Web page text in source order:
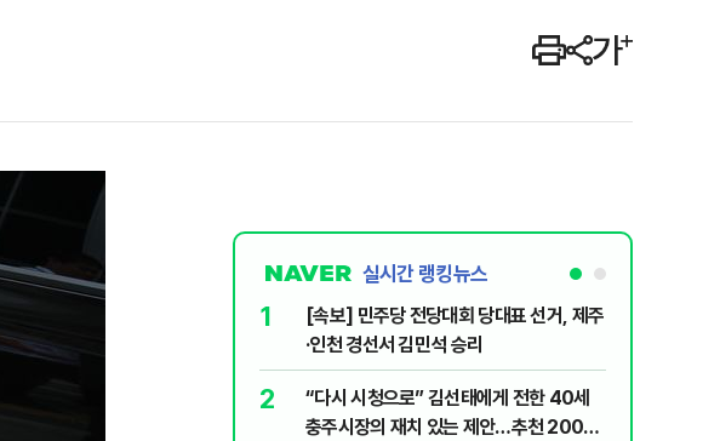
실시간 랭킹뉴스
1
[속보] 민주당 전당대회 당대표 선거, 제주
·인천 경선서 김민석 승리
2
“다시 시청으로” 김선태에게 전한 40세
충주시장의 재치 있는 제안…추천 2000